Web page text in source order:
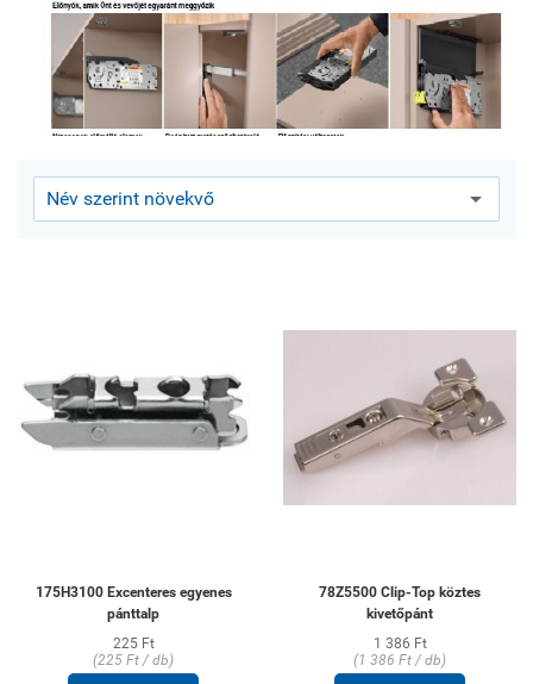
175H3100 Excenteres egyenes
pánttalp
225 Ft
(225 Ft / db)
78Z5500 Clip-Top köztes
kivetőpánt
1 386 Ft
(1 386 Ft / db)